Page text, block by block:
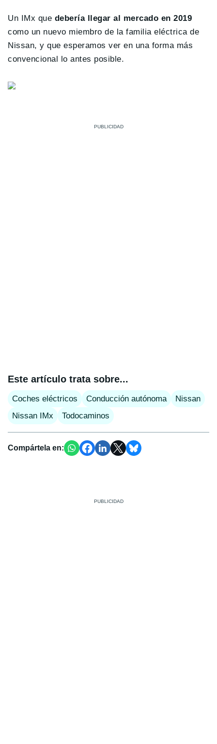
Un IMx que debería llegar al mercado en 2019
como un nuevo miembro de la familia eléctrica de
Nissan, y que esperamos ver en una forma más
convencional lo antes posible.
Este artículo trata sobre...
Coches eléctricos Conducción autónoma
Nissan
Nissan IMx
Todocaminos
Compártela en: